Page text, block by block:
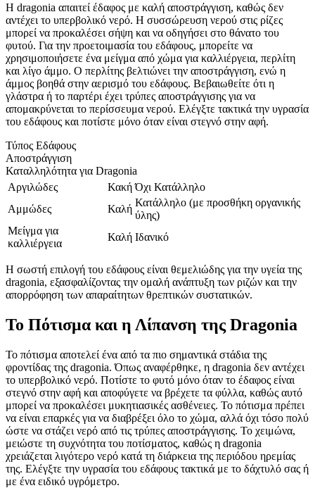
Η dragonia απαιτεί έδαφος με καλή αποστράγγιση, καθώς δεν
αντέχει το υπερβολικό νερό. Η συσσώρευση νερού στις ρίζες
μπορεί να προκαλέσει σήψη και να οδηγήσει στο θάνατο του
φυτού. Για την προετοιμασία του εδάφους, μπορείτε να
χρησιμοποιήσετε ένα μείγμα από χώμα για καλλιέργεια, περλίτη
και λίγο άμμο. Ο περλίτης βελτιώνει την αποστράγγιση, ενώ η
άμμος βοηθά στην αερισμό του εδάφους. Βεβαιωθείτε ότι η
γλάστρα ή το παρτέρι έχει τρύπες αποστράγγισης για να
απομακρύνεται το περίσσευμα νερού. Ελέγξτε τακτικά την υγρασία
του εδάφους και ποτίστε μόνο όταν είναι στεγνό στην αφή.
Τύπος Εδάφους
Αποστράγγιση
Καταλληλότητα για Dragonia
Αργιλώδες
Κακή Όχι Κατάλληλο
Αμμώδες
Καλή
Κατάλληλο (με προσθήκη οργανικής
ύλης)
Μείγμα για
καλλιέργεια
Καλή Ιδανικό
Η σωστή επιλογή του εδάφους είναι θεμελιώδης για την υγεία της
dragonia, εξασφαλίζοντας την ομαλή ανάπτυξη των ριζών και την
απορρόφηση των απαραίτητων θρεπτικών συστατικών.
Το Πότισμα και η Λίπανση της Dragonia
Το πότισμα αποτελεί ένα από τα πιο σημαντικά στάδια της
φροντίδας της dragonia. Όπως αναφέρθηκε, η dragonia δεν αντέχει
το υπερβολικό νερό. Ποτίστε το φυτό μόνο όταν το έδαφος είναι
στεγνό στην αφή και αποφύγετε να βρέχετε τα φύλλα, καθώς αυτό
μπορεί να προκαλέσει μυκητιασικές ασθένειες. Το πότισμα πρέπει
να είναι επαρκές για να διαβρέξει όλο το χώμα, αλλά όχι τόσο πολύ
ώστε να στάζει νερό από τις τρύπες αποστράγγισης. Το χειμώνα,
μειώστε τη συχνότητα του ποτίσματος, καθώς η dragonia
χρειάζεται λιγότερο νερό κατά τη διάρκεια της περιόδου ηρεμίας
της. Ελέγξτε την υγρασία του εδάφους τακτικά με το δάχτυλό σας ή
με ένα ειδικό υγρόμετρο.